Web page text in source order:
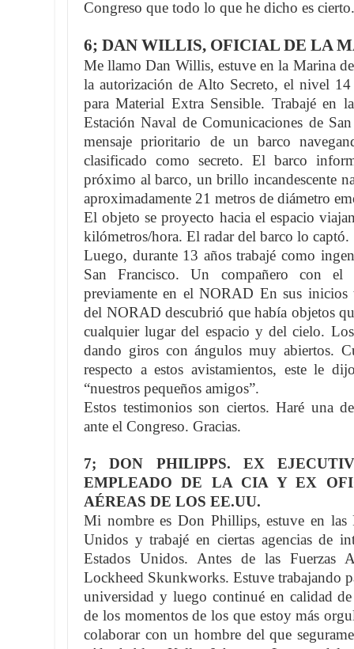
Congreso que todo lo que he dicho es cierto.
6; DAN WILLIS, OFICIAL DE LA
Me llamo Dan Willis, estuve en la Marina
la autorización de Alto Secreto, el nivel
para Material Extra Sensible. Trabajé en
Estación Naval de Comunicaciones de
mensaje prioritario de un barco
clasificado como secreto. El barco
próximo al barco, un brillo incandescente
aproximadamente 21 metros de diámetro
El objeto se proyecto hacia el espacio
kilómetros/hora. El radar del barco lo captó.
Luego, durante 13 años trabajé como
San Francisco. Un compañero con el
previamente en el NORAD En sus inicios
del NORAD descubrió que había objetos
cualquier lugar del espacio y del cielo.
dando giros con ángulos muy abiertos.
respecto a estos avistamientos, este le
“nuestros pequeños amigos”.
Estos testimonios son ciertos. Haré una
ante el Congreso. Gracias.
7; DON PHILIPPS. EX
EMPLEADO DE LA CIA Y EX
AÉREAS DE LOS EE.UU.
Mi nombre es Don Phillips, estuve en las
Unidos y trabajé en ciertas agencias de
Estados Unidos. Antes de las Fuerzas
Lockheed Skunkworks. Estuve trabajando
universidad y luego continué en calidad
de los momentos de los que estoy más
colaborar con un hombre del que